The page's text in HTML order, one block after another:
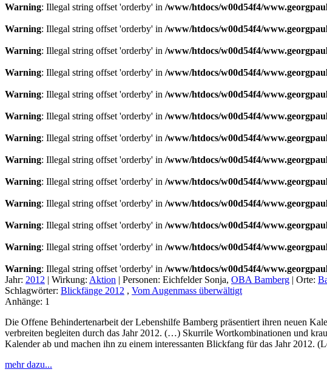
Warning: Illegal string offset 'orderby' in /www/htdocs/w00d54f4/
Warning: Illegal string offset 'orderby' in /www/htdocs/w00d54f4/
Warning: Illegal string offset 'orderby' in /www/htdocs/w00d54f4/
Warning: Illegal string offset 'orderby' in /www/htdocs/w00d54f4/
Warning: Illegal string offset 'orderby' in /www/htdocs/w00d54f4/
Warning: Illegal string offset 'orderby' in /www/htdocs/w00d54f4/
Warning: Illegal string offset 'orderby' in /www/htdocs/w00d54f4/
Warning: Illegal string offset 'orderby' in /www/htdocs/w00d54f4/
Warning: Illegal string offset 'orderby' in /www/htdocs/w00d54f4/
Warning: Illegal string offset 'orderby' in /www/htdocs/w00d54f4/
Warning: Illegal string offset 'orderby' in /www/htdocs/w00d54f4/
Warning: Illegal string offset 'orderby' in /www/htdocs/w00d54f4/
Warning: Illegal string offset 'orderby' in /www/htdocs/w00d54f4/
Jahr: 2012 | Wirkung: Aktion | Personen: Eichfelder Sonja, OBA Bamberg | Orte:
Schlagwörter: Blickfänge 2012 , Vom Augenmass überwältigt
Anhänge: 1
Die Offene Behindertenarbeit der Lebenshilfe Bamberg präsentiert ihren neuen
verbreiten begleiten durch das Jahr 2012. (…) Skurrile Wortkombinationen und
Kalender ab und machen ihn zu einem interessanten Blickfang für das Jahr 2012.
mehr dazu...